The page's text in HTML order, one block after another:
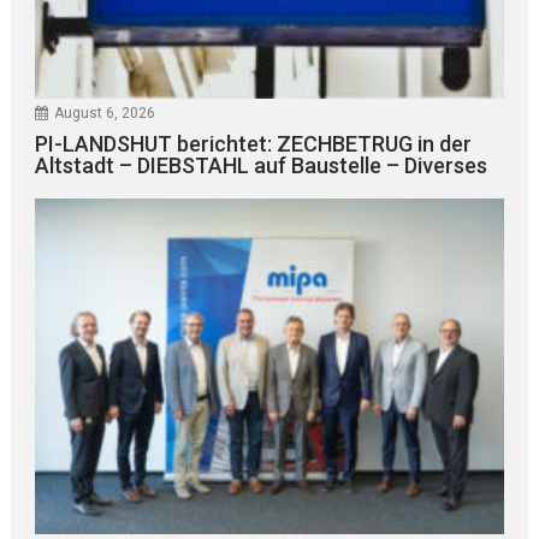
August 6, 2026
PI-LANDSHUT berichtet: ZECHBETRUG in der
Altstadt – DIEBSTAHL auf Baustelle – Diverses